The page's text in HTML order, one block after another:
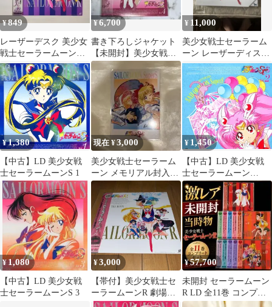
¥849
レーザーデスク 美少女
戦士セーラームーンＲ
Vol.10 ちびうさがブラ
ックレディ
¥6,700
書き下ろしジャケット
【未開封】美少女戦士
セーラームーンS vol.4
LD
¥ 11,000
美少女戦士セーラーム
ーン レーザーディスク
ボックス
¥1,380
【中古】LD 美少女戦
士セーラームーンS 1
現在 ¥3,000
美少女戦士セーラーム
ーン メモリアル封入特
典 トレカ マーキュリ
ー ヴィーナス
¥ 1,450
【中古】LD 美少女戦
士セーラームーン
SuperS Vol.2
¥1,080
【中古】LD 美少女戦
士セーラームーンS 3
¥3,000
【帯付】美少女戦士セ
ーラームーンR 劇場版
(’93東映) ★LD レー
¥57,700
未開封 セーラームーン
R LD 全11巻 コンプリ
ート